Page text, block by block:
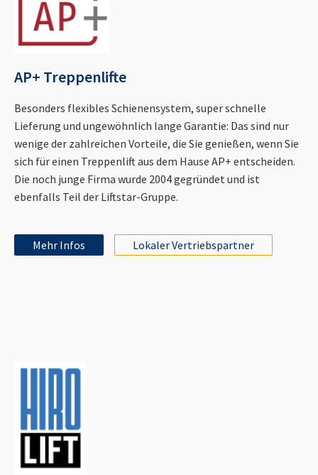
AP+ Treppenlifte
Besonders flexibles Schienensystem, super schnelle
Lieferung und ungewöhnlich lange Garantie: Das sind nur
wenige der zahlreichen Vorteile, die Sie genießen, wenn Sie
sich für einen Treppenlift aus dem Hause AP+ entscheiden.
Die noch junge Firma wurde 2004 gegründet und ist
ebenfalls Teil der Liftstar-Gruppe.
Mehr Infos Lokaler Vertriebspartner